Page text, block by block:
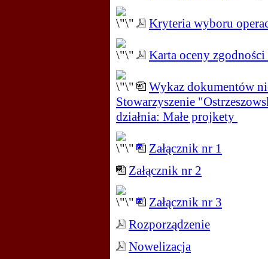
Kryteria wyboru
Karta oceny
Wykaz dokumentów
Stowarzyszenie
działnia: Małe projkety
Załącznik nr 1
Załącznik nr 2
Załącznik nr 3
Rozporządzenie
Nowelizacja